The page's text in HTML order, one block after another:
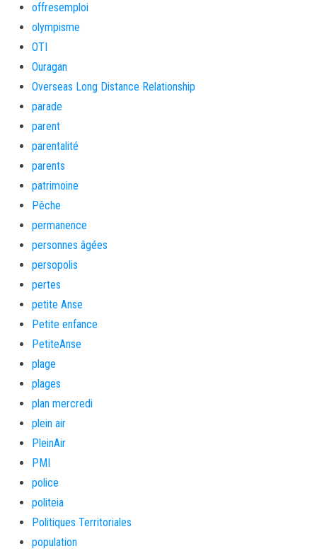
offresemploi
olympisme
OTI
Ouragan
Overseas Long Distance Relationship
parade
parent
parentalité
parents
patrimoine
Pêche
permanence
personnes âgées
persopolis
pertes
petite Anse
Petite enfance
PetiteAnse
plage
plages
plan mercredi
plein air
PleinAir
PMI
police
politeia
Politiques Territoriales
population